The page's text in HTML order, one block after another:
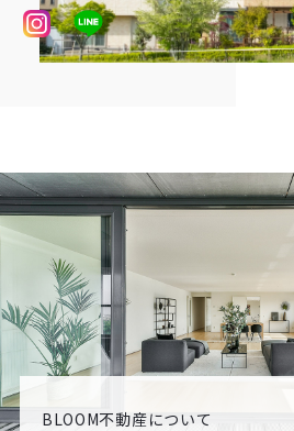
BLOOM不動産について